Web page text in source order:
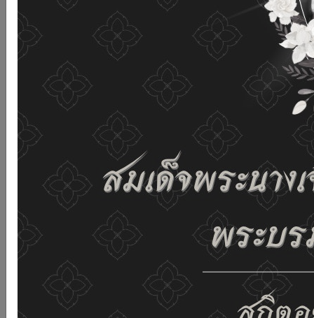
เว็บไซต์นี้โดยไม่มีการปรับตั้งค่าใดๆ แสดงว่าท่านยินยอมที่จะ
รับคุกกี้บนเว็บไซต์ และนโยบายสิทธิส่วนบุคคลของเรา
ดูรายละเอียด ยอมรับทั้งหมด
02-659-6811 saraban@dop.mail.go.th
เปลี่ยนการแสดงผล
ก-ก